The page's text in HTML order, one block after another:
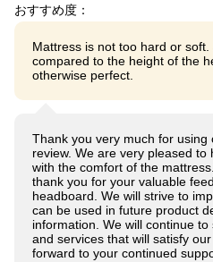
おすすめ度：
Mattress is not too hard or
compared to the height of the
otherwise perfect.
Thank you very much for
review. We are very pleased
with the comfort of the
thank you for your valuable
headboard. We will strive to
can be used in future product
information. We will continue
and services that will satisfy
forward to your continued